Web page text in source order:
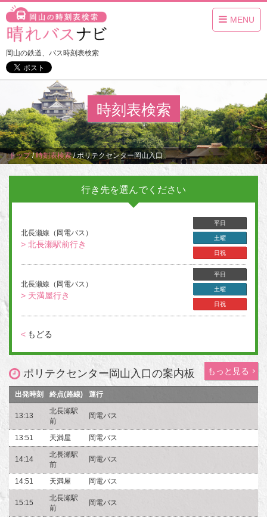
MENU
岡山の鉄道、バス時刻表検索
時刻表検索
トップ/時刻表検索/ポリテクセンター岡山入口
行き先を選んでください
北長瀬線（岡電バス）
> 北長瀬駅前行き
平日
土曜
日祝
北長瀬線（岡電バス）
> 天満屋行き
平日
土曜
日祝
< もどる
ポリテクセンター岡山入口の案内板 もっと見る
出発時刻 終点(路線) 運行
13:13
北長瀬駅
前
岡電バス
13:51 天満屋 岡電バス
14:14
北長瀬駅
前
岡電バス
14:51 天満屋 岡電バス
15:15
北長瀬駅
前
岡電バス